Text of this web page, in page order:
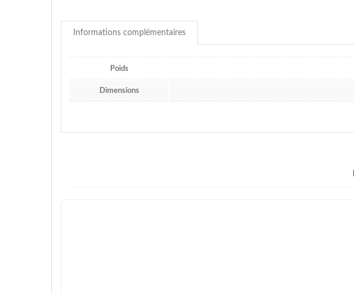
Informations complémentaires
Poids
Dimensions